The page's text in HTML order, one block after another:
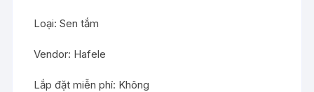
Loại: Sen tắm
Vendor: Hafele
Lắp đặt miễn phí: Không